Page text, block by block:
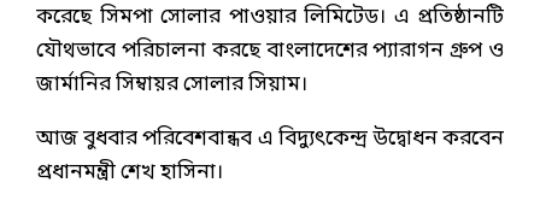
করেছে সিমপা সোলার পাওয়ার লিমিটেড। এ প্রতিষ্ঠানটি
যৌথভাবে পরিচালনা করছে বাংলাদেশের প্যারাগন গ্রুপ ও
জার্মানির সিম্বায়র সোলার সিয়াম।
আজ বুধবার পরিবেশবান্ধব এ বিদ্যুৎকেন্দ্র উদ্বোধন করবেন
প্রধানমন্ত্রী শেখ হাসিনা।